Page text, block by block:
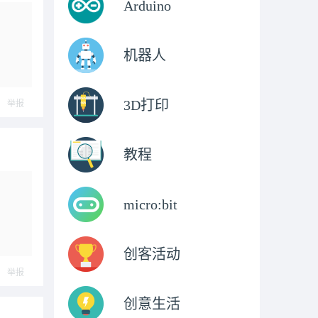
举报
举报
Arduino
机器人
3D打印
教程
micro:bit
创客活动
创意生活